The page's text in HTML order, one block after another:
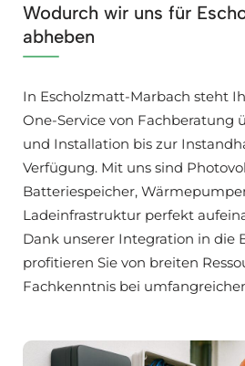
Wodurch wir uns für
abheben
In Escholzmatt-Marbach steht
One-Service von Fachberatung
und Installation bis zur
Verfügung. Mit uns sind
Batteriespeicher,
Ladeinfrastruktur perfekt
Dank unserer Integration in die
profitieren Sie von breiten
Fachkenntnis bei